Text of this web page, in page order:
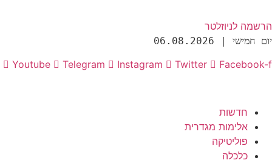
הרשמה לניוזלטר
יום חמישי | 06.08.2026
Youtube Telegram Instagram Twitter Facebook-f
חדשות
אלימות מגדרית
פוליטיקה
כלכלה